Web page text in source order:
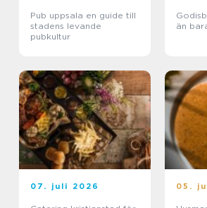
Pub uppsala en guide till
stadens levande
pubkultur
än
07. juli 2026 05.